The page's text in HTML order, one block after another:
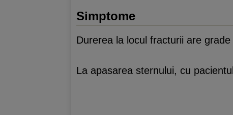
Simptome
Durerea la locul fracturii are
La apasarea sternului, cu